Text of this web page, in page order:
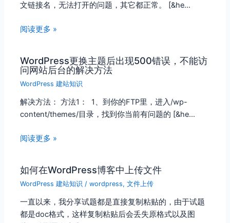
文链接名，无法打开的问题，其它都正常。 [&he…
阅读更多 »
WordPress更换主题后出现500错误，不能访
问网站后台的解决方法
WordPress 建站知识
解决方法： 方法1： 1、到你的FTP里，进入/wp-
content/themes/目录，找到你当前有问题的 [&he…
阅读更多 »
如何在WordPress博客中上传文件
WordPress 建站知识 /wordpress,文件上传
一直以来，我分享试题都是直接复制粘贴的，由于试题
都是doc格式，这样复制粘贴后会丢失原格式以及图